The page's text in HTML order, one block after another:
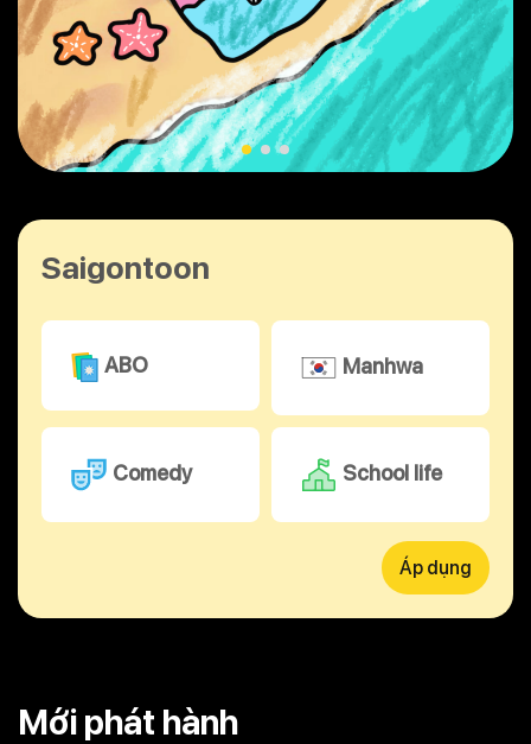
Saigontoon
ABO Manhwa
Comedy School life
Áp dụng
Mới phát hành